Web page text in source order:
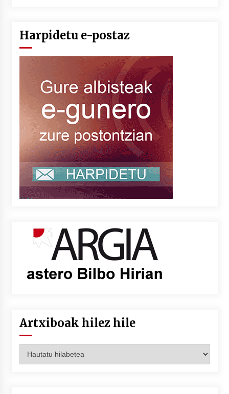
Harpidetu e-postaz
Artxiboak hilez hile
hilez